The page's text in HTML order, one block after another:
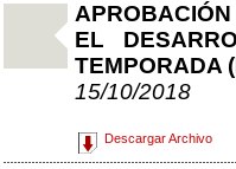
EL
TEMPORADA
15/10/2018
Descargar Archivo